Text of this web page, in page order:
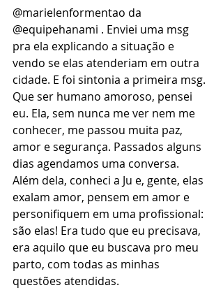
@marielenformentao da
@equipehanami . Enviei uma msg
pra ela explicando a situação e
vendo se elas atenderiam em outra
cidade. E foi sintonia a primeira msg.
Que ser humano amoroso, pensei
eu. Ela, sem nunca me ver nem me
conhecer, me passou muita paz,
amor e segurança. Passados alguns
dias agendamos uma conversa.
Além dela, conheci a Ju e, gente, elas
exalam amor, pensem em amor e
personifiquem em uma profissional:
são elas! Era tudo que eu precisava,
era aquilo que eu buscava pro meu
parto, com todas as minhas
questões atendidas.